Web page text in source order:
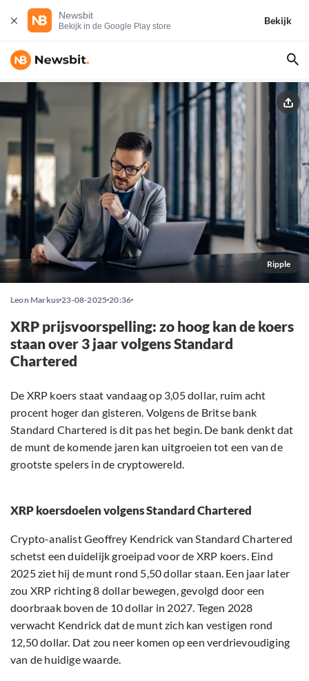
Newsbit
Bekijk in de Google Play store
Bekijk
Ripple
Leon Markus 23-08-2025 20:36
XRP prijsvoorspelling: zo hoog kan de koers
staan over 3 jaar volgens Standard
Chartered
De XRP koers staat vandaag op 3,05 dollar, ruim acht
procent hoger dan gisteren. Volgens de Britse bank
Standard Chartered is dit pas het begin. De bank denkt dat
de munt de komende jaren kan uitgroeien tot een van de
grootste spelers in de cryptowereld.
XRP koersdoelen volgens Standard Chartered
Crypto-analist Geoffrey Kendrick van Standard Chartered
schetst een duidelijk groeipad voor de XRP koers. Eind
2025 ziet hij de munt rond 5,50 dollar staan. Een jaar later
zou XRP richting 8 dollar bewegen, gevolgd door een
doorbraak boven de 10 dollar in 2027. Tegen 2028
verwacht Kendrick dat de munt zich kan vestigen rond
12,50 dollar. Dat zou neer komen op een verdrievoudiging
van de huidige waarde.